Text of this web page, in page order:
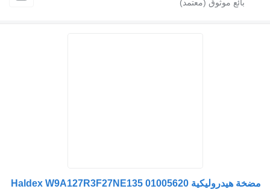
مضخة هيدروليكية Haldex W9A127R3F27NE135 01005620